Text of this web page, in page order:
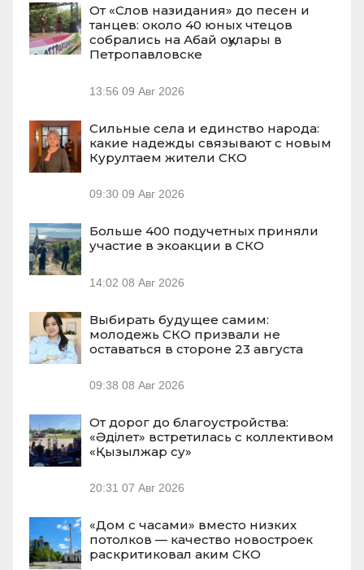
От «Слов назидания» до песен и
танцев: около 40 юных чтецов
собрались на Абай оқулары в
Петропавловске
13:56 09 Авг 2026
Сильные села и единство народа:
какие надежды связывают с новым
Курултаем жители СКО
09:30 09 Авг 2026
Больше 400 подучетных приняли
участие в экоакции в СКО
14:02 08 Авг 2026
Выбирать будущее самим:
молодежь СКО призвали не
оставаться в стороне 23 августа
09:38 08 Авг 2026
От дорог до благоустройства:
«Әділет» встретилась с коллективом
«Қызылжар су»
20:31 07 Авг 2026
«Дом с часами» вместо низких
потолков — качество новостроек
раскритиковал аким СКО